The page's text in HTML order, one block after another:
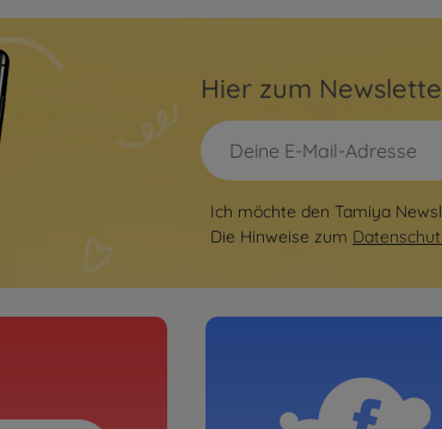
Hier zum
Ich möchte den Tamiya
Die Hinweise zum